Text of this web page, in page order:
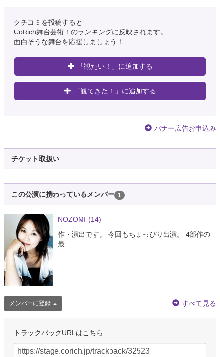
クチコミを投稿すると
CoRich舞台芸術！のランキングに反映されます。
面白そうな舞台を応援しましょう！
「観たい！」に追加する
「観てきた！」に追加する
バナー広告お申込み
チケット取扱い
この公演に携わっているメンバー 1
NOZOMI (14)
作・演出です。 今回もちょっぴり出演。 4部作の
最...
メンバーに登録 すべて見る
トラックバックURLはこちら